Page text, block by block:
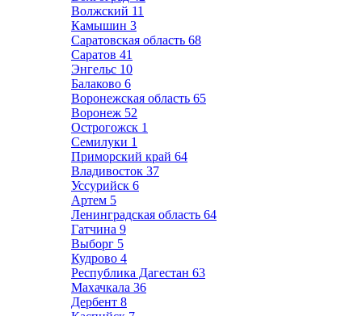
Волжский 11
Камышин 3
Саратовская область 68
Саратов 41
Энгельс 10
Балаково 6
Воронежская область 65
Воронеж 52
Острогожск 1
Семилуки 1
Приморский край 64
Владивосток 37
Уссурийск 6
Артем 5
Ленинградская область 64
Гатчина 9
Выборг 5
Кудрово 4
Республика Дагестан 63
Махачкала 36
Дербент 8